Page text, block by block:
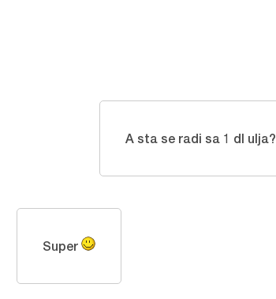
A sta se radi sa 1 dl ulja?
Super